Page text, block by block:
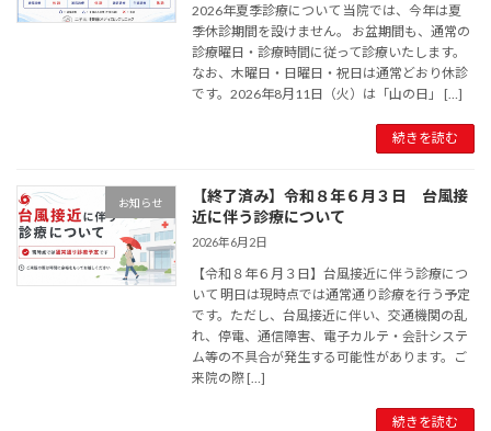
2026年夏季診療について 当院では、今年は夏
季休診期間を設けません。 お盆期間も、通常の
診療曜日・診療時間に従って診療いたします。
なお、木曜日・日曜日・祝日は通常どおり休診
です。2026年8月11日（火）は「山の日」 […]
続きを読む
お知らせ
【終了済み】令和８年６月３日 台風接
近に伴う診療について
2026年6月2日
【令和８年６月３日】台風接近に伴う診療につ
いて 明日は現時点では通常通り診療を行う予定
です。ただし、台風接近に伴い、交通機関の乱
れ、停電、通信障害、電子カルテ・会計システ
ム等の不具合が発生する可能性があります。ご
来院の際 […]
続きを読む